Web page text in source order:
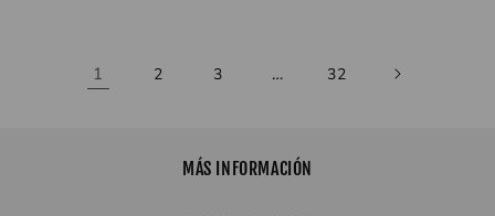
1 2 3 … 32
MÁS INFORMACIÓN